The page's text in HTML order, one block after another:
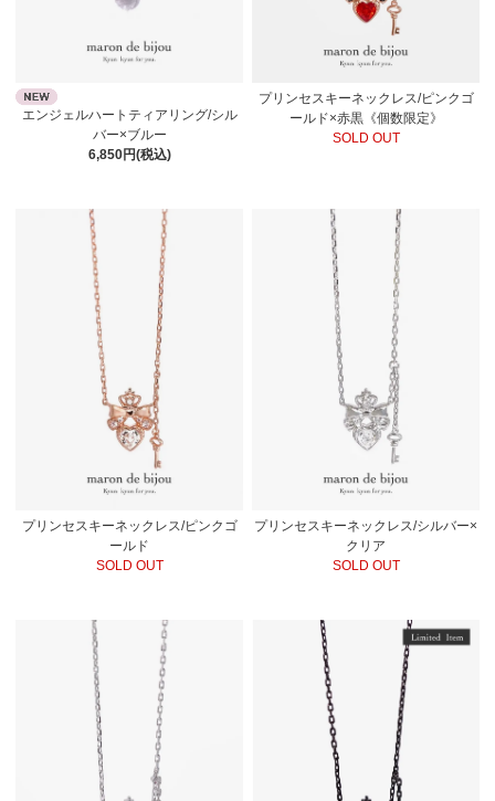
エンジェルハートティアリング/シル
バー×ブルー
6,850円(税込)
プリンセスキーネックレス/ピンクゴ
ールド×赤黒《個数限定》
SOLD OUT
プリンセスキーネックレス/ピンクゴ
ールド
SOLD OUT
プリンセスキーネックレス/シルバー×
クリア
SOLD OUT